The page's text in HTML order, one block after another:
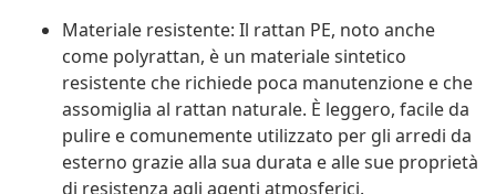
Materiale resistente: Il rattan PE, noto anche
come polyrattan, è un materiale sintetico
resistente che richiede poca manutenzione e che
assomiglia al rattan naturale. È leggero, facile da
pulire e comunemente utilizzato per gli arredi da
esterno grazie alla sua durata e alle sue proprietà
di resistenza agli agenti atmosferici.